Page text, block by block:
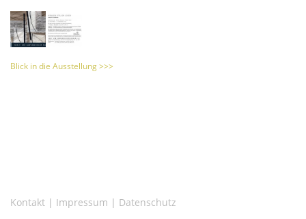
Blick in die Ausstellung >>>
Kontakt | Impressum | Datenschutz